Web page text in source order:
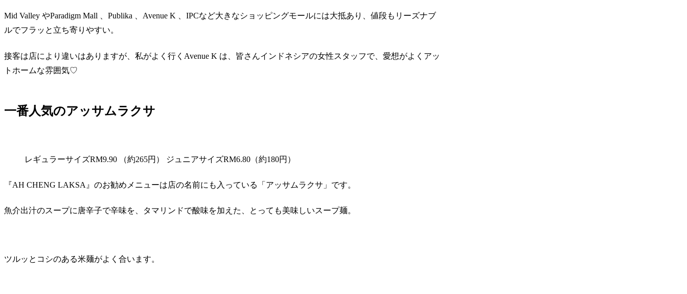
Mid Valley やParadigm Mall 、Publika 、Avenue K 、IPCなど大きなショッピングモールには大抵あり、値段もリーズナブ
ルでフラッと立ち寄りやすい。
接客は店により違いはありますが、私がよく行くAvenue K は、皆さんインドネシアの女性スタッフで、愛想がよくアッ
トホームな雰囲気♡
一番人気のアッサムラクサ
レギュラーサイズRM9.90 （約265円） ジュニアサイズRM6.80（約180円）
『AH CHENG LAKSA』のお勧めメニューは店の名前にも入っている「 アッサムラクサ 」です。
魚介出汁のスープに唐辛子で辛味を、タマリンドで酸味を加えた、とっても美味しいスープ麺。
ツルッとコシのある米麺がよく合います。